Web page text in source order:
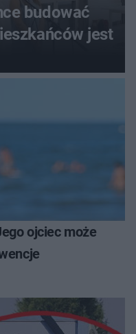
budować
jest
ojciec może